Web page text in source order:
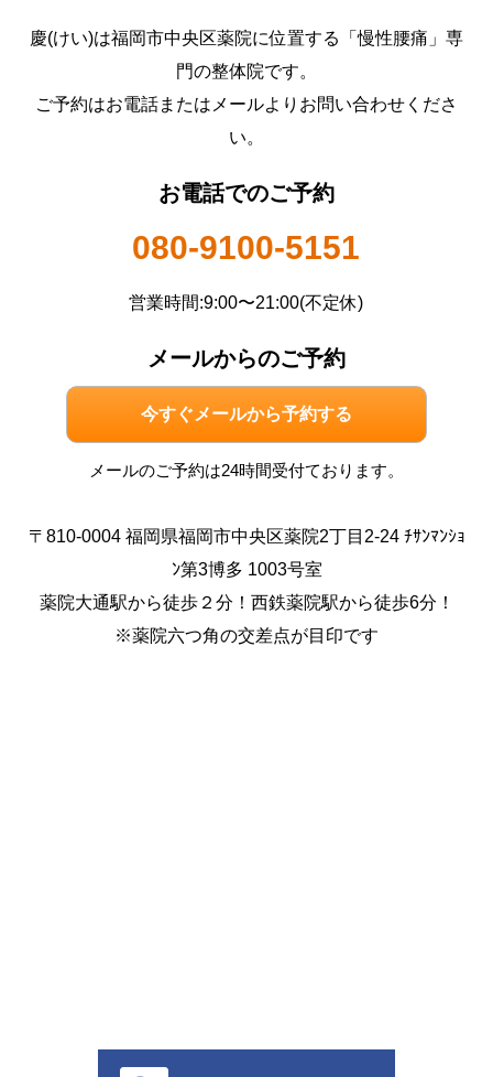
慶(けい)は福岡市中央区薬院に位置する「慢性腰痛」専
門の整体院です。
ご予約はお電話またはメールよりお問い合わせくださ
い。
お電話でのご予約
080-9100-5151
営業時間:9:00〜21:00(不定休)
メールからのご予約
今すぐメールから予約する
メールのご予約は24時間受付ております。
〒810-0004 福岡県福岡市中央区薬院2丁目2-24 ﾁｻﾝﾏﾝｼｮ
ﾝ第3博多 1003号室
薬院大通駅から徒歩２分！西鉄薬院駅から徒歩6分！
※薬院六つ角の交差点が目印です